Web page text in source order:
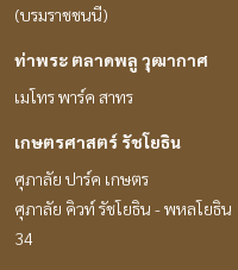
(บรมราชชนนี)
ท่าพระ ตลาดพลู วุฒากาศ
เมโทร พาร์ค สาทร
เกษตรศาสตร์ รัชโยธิน
ศุภาลัย ปาร์ค เกษตร
ศุภาลัย คิวท์ รัชโยธิน - พหลโยธิน
34